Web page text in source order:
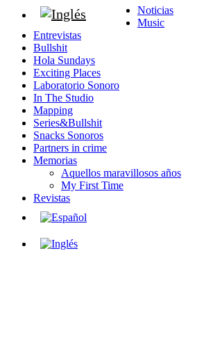
Noticias
Music
Entrevistas
Bullshit
Hola Sundays
Exciting Places
Laboratorio Sonoro
In The Studio
Mapping
Series&Bullshit
Snacks Sonoros
Partners in crime
Memorias
Aquellos maravillosos años
My First Time
Revistas